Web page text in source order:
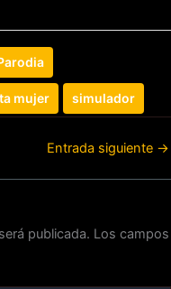
mujer simulador
Entrada siguiente →
publicada. Los campos